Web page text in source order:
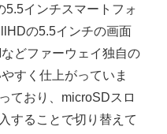
5.5インチスマートフォ
の5.5インチの画面
どファーウェイ独自の
すく仕上がっていま
ており、microSDスロ
することで切り替えて